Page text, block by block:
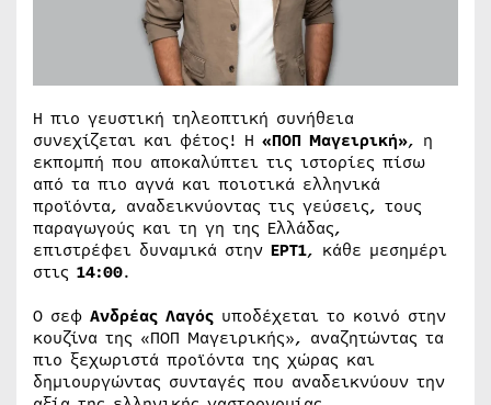
Η πιο γευστική τηλεοπτική συνήθεια
συνεχίζεται και φέτος! Η «ΠΟΠ Μαγειρική», η
εκπομπή που αποκαλύπτει τις ιστορίες πίσω
από τα πιο αγνά και ποιοτικά ελληνικά
προϊόντα, αναδεικνύοντας τις γεύσεις, τους
παραγωγούς και τη γη της Ελλάδας,
επιστρέφει δυναμικά στην ΕΡΤ1, κάθε μεσημέρι
στις 14:00.
Ο σεφ Ανδρέας Λαγός υποδέχεται το κοινό στην
κουζίνα της «ΠΟΠ Μαγειρικής», αναζητώντας τα
πιο ξεχωριστά προϊόντα της χώρας και
δημιουργώντας συνταγές που αναδεικνύουν την